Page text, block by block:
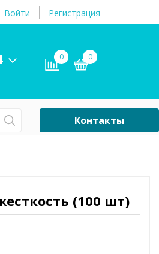
Войти Регистрация
0 0
принадлежности
Контакты
(100 шт)